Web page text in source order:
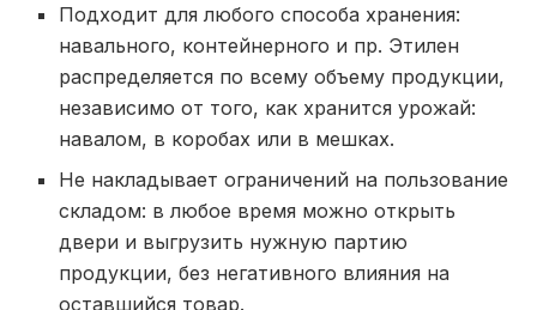
Подходит для любого способа хранения:
навального, контейнерного и пр. Этилен
распределяется по всему объему продукции,
независимо от того, как хранится урожай:
навалом, в коробах или в мешках.
Не накладывает ограничений на пользование
складом: в любое время можно открыть
двери и выгрузить нужную партию
продукции, без негативного влияния на
оставшийся товар.